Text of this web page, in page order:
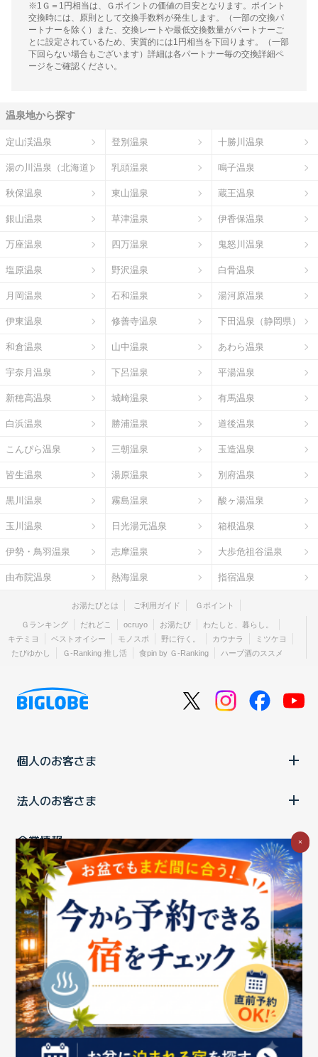
※1Ｇ＝1円相当は、Ｇポイントの価値の目安となります。ポイント
交換時には、原則として交換手数料が発生します。（一部の交換パ
ートナーを除く）また、交換レートや最低交換数量がパートナーご
とに設定されているため、実質的には1円相当を下回ります。（一部
下回らない場合もございます）詳細は各パートナー毎の交換詳細ペ
ージをご確認ください。
温泉地から探す
定山渓温泉 登別温泉 十勝川温泉
湯の川温泉（北海道） 乳頭温泉 鳴子温泉
秋保温泉 東山温泉 蔵王温泉
銀山温泉 草津温泉 伊香保温泉
万座温泉 四万温泉 鬼怒川温泉
塩原温泉 野沢温泉 白骨温泉
月岡温泉 石和温泉 湯河原温泉
伊東温泉 修善寺温泉 下田温泉（静岡県）
和倉温泉 山中温泉 あわら温泉
宇奈月温泉 下呂温泉 平湯温泉
新穂高温泉 城崎温泉 有馬温泉
白浜温泉 勝浦温泉 道後温泉
こんぴら温泉 三朝温泉 玉造温泉
皆生温泉 湯原温泉 別府温泉
黒川温泉 霧島温泉 酸ヶ湯温泉
玉川温泉 日光湯元温泉 箱根温泉
伊勢・鳥羽温泉 志摩温泉 大歩危祖谷温泉
由布院温泉 熱海温泉 指宿温泉
お湯たびとは ご利用ガイド Ｇポイント
Ｇランキング だれどこ ocruyo お湯たび
わたしと、暮らし。
キテミヨ
ベストオイシー モノスポ 野に行く。 カウナラ
ミツケヨ
たびゆかし
Ｇ-Ranking 推し活 食pin by Ｇ-Ranking ハーブ酒のススメ
個人のお客さま
法人のお客さま
企業情報
ご利用中の方
お問い合わせ消費税の表示 ウェブアクセシビリティの取り組み
個人情報保護ポリシープライバシーポータル
Cookieポリシー
特定商取引法に基づく表記情報セキュリティ基本方針
商標についてBIGLOBEトップ
×